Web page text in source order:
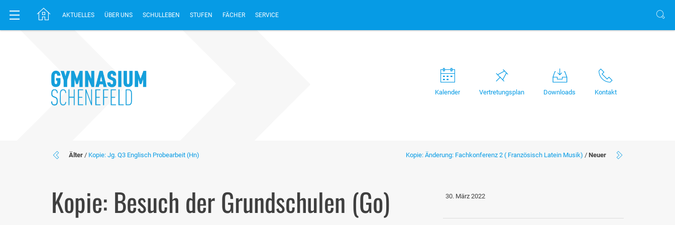
AKTUELLES ÜBER UNS SCHULLEBEN STUFEN FÄCHER SERVICE
Kalender Vertretungsplan Downloads Kontakt
Kopie: Änderung: Fachkonferenz 2 ( Französisch Latein Musik) / Neuer
Älter / Kopie: Jg. Q3 Englisch Probearbeit (Hn)
Kopie: Besuch der Grundschulen (Go) 30. März 2022